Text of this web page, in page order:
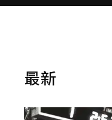
最新